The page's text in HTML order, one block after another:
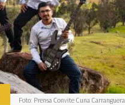
Foto: Prensa Convite Cuna Carranguera